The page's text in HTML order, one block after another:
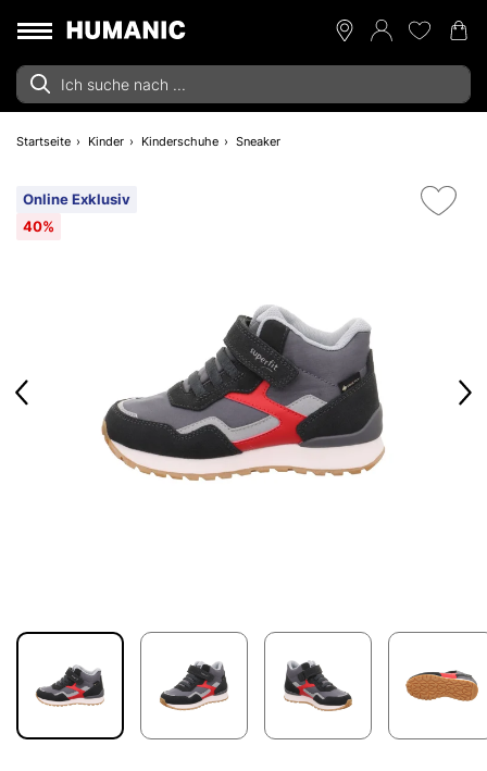
Startseite Kinder Kinderschuhe Sneaker
Online Exklusiv
40%